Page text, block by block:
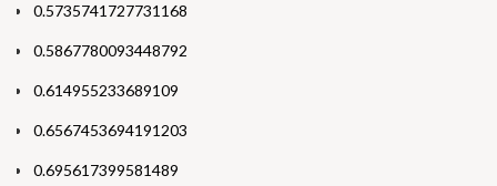
0.5735741727731168
0.5867780093448792
0.614955233689109
0.6567453694191203
0.695617399581489